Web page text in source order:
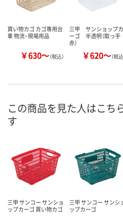
買い物カゴ カゴ専用台
車 物流・現場用品
￥630～（税込）
三甲 サンショップカ
ーゴ 半透明（取っ手
赤）
￥620～（税込
この商品を見た人はこち
す
三甲 サンコー サンショ
ップカーゴ 買い物カゴ
三甲 サンコー サンシ
ップカーゴ